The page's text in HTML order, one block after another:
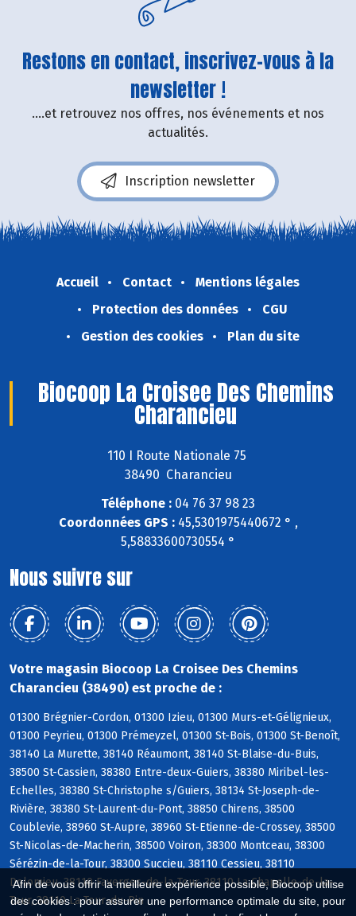
Afin de vous offrir la meilleure expérience possible, Biocoop utilise
des cookies : pour assurer une performance optimale du site, pour
Restons en contact, inscrivez-vous à la
newsletter !
....et retrouvez nos offres, nos événements et nos
actualités.
Inscription newsletter
Accueil Contact
Mentions légales
Protection des données
CGU
Gestion des cookies
Plan du site
Biocoop La Croisee Des Chemins
Charancieu
110 I Route Nationale 75
38490 Charancieu
Téléphone : 04 76 37 98 23
Coordonnées GPS :45,5301975440672 ° ,
5,58833600730554 °
Nous suivre sur
Votre magasin Biocoop La Croisee Des Chemins
Charancieu (38490) est proche de :
01300 Brégnier-Cordon, 01300 Izieu, 01300 Murs-et-Gélignieux,
01300 Peyrieu, 01300 Prémeyzel, 01300 St-Bois, 01300 St-Benoît,
38140 La Murette, 38140 Réaumont, 38140 St-Blaise-du-Buis,
38500 St-Cassien, 38380 Entre-deux-Guiers, 38380 Miribel-les-
Echelles, 38380 St-Christophe s/Guiers, 38134 St-Joseph-de-
Rivière, 38380 St-Laurent-du-Pont, 38850 Chirens, 38500
Coublevie, 38960 St-Aupre, 38960 St-Etienne-de-Crossey, 38500
St-Nicolas-de-Macherin, 38500 Voiron, 38300 Montceau, 38300
Sérézin-de-la-Tour, 38300 Succieu, 38110 Cessieu, 38110
Dolomieu, 38110 Faverges-de-la-Tour, 38110 La Chapelle-de-la-
Tour, 38110 La Tour-du-Pin